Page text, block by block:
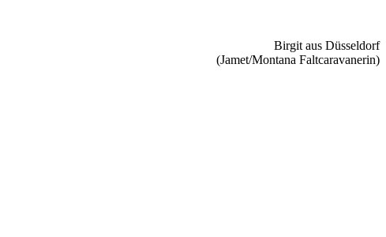
Birgit aus Düsseldorf
(Jamet/Montana Faltcaravanerin)